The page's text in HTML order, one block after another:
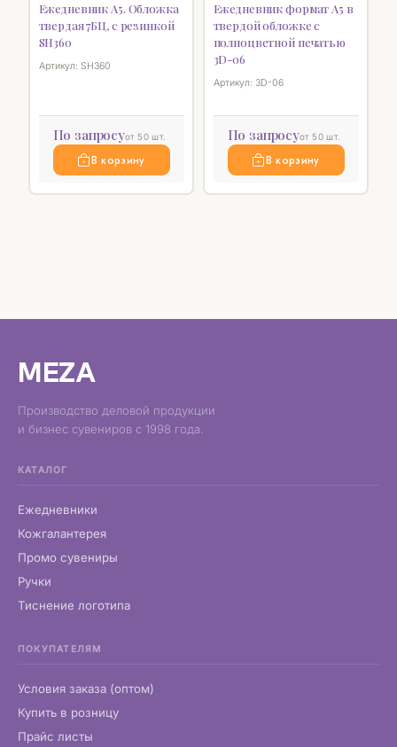
Ежедневник А5. Обложка
твердая 7БЦ, с резинкой
SH360
Артикул: SH360
По запросуот 50 шт.
В корзину
Ежедневник формат А5 в
твердой обложке с
полноцветной печатью
3D-06
Артикул: 3D-06
По запросуот 50 шт.
В корзину
MEZA
Производство деловой продукции
и бизнес сувениров с 1998 года.
КАТАЛОГ
Ежедневники
Кожгалантерея
Промо сувениры
Ручки
Тиснение логотипа
ПОКУПАТЕЛЯМ
Условия заказа (оптом)
Купить в розницу
Прайс листы